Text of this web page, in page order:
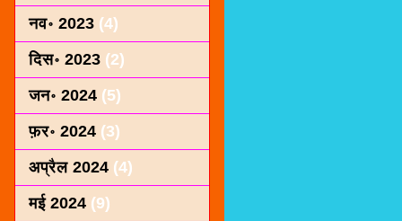
नव॰ 2023 (4)
दिस॰ 2023 (2)
जन॰ 2024 (5)
फ़र॰ 2024 (3)
अप्रैल 2024 (4)
मई 2024 (9)